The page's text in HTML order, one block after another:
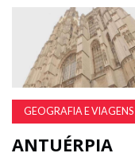
GEOGRAFIA E VIAGENS
ANTUÉRPIA